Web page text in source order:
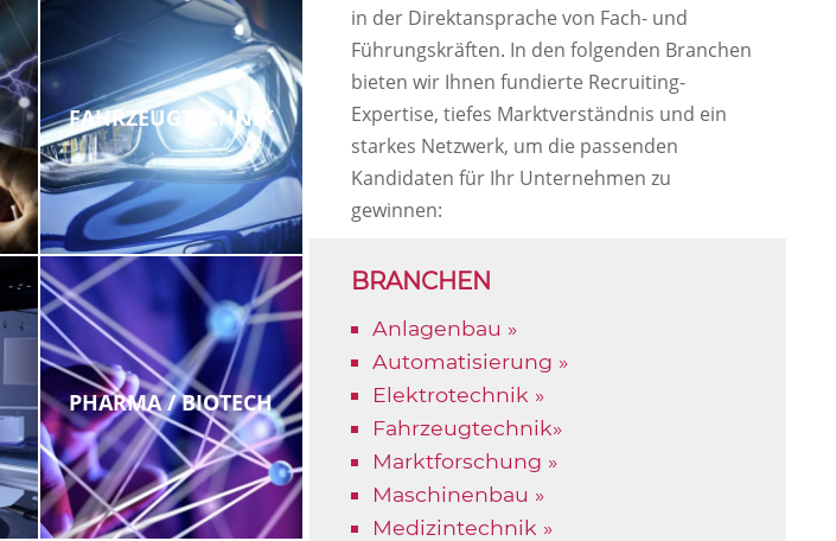
FAHRZEUGTECHNIK
PHARMA / BIOTECH
in der Direktansprache von Fach- und
Führungskräften. In den folgenden Branchen
bieten wir Ihnen fundierte Recruiting-
Expertise, tiefes Marktverständnis und ein
starkes Netzwerk, um die passenden
Kandidaten für Ihr Unternehmen zu
gewinnen:
BRANCHEN
Anlagenbau »
Automatisierung »
Elektrotechnik »
Fahrzeugtechnik»
Marktforschung »
Maschinenbau »
Medizintechnik »